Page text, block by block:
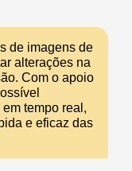
de imagens de
alterações na
Com o apoio
tempo real,
e eficaz das